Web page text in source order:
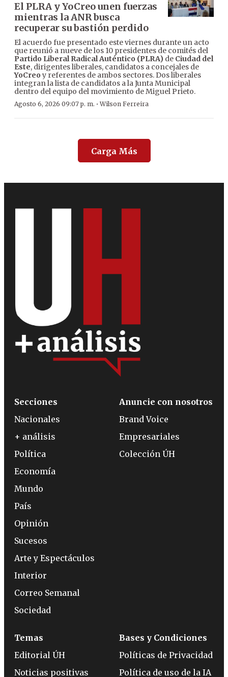
El PLRA y YoCreo unen fuerzas
mientras la ANR busca
recuperar su bastión perdido
El acuerdo fue presentado este viernes durante un acto
que reunió a nueve de los 10 presidentes de comités del
Partido Liberal Radical Auténtico (PLRA) de Ciudad del
Este, dirigentes liberales, candidatos a concejales de
YoCreo y referentes de ambos sectores. Dos liberales
integran la lista de candidatos a la Junta Municipal
dentro del equipo del movimiento de Miguel Prieto.
Agosto 6, 2026 09:07 p. m. ·Wilson Ferreira
Carga Más
Secciones
Nacionales
+ análisis
Política
Economía
Mundo
País
Opinión
Sucesos
Arte y Espectáculos
Interior
Correo Semanal
Sociedad
Anuncie con nosotros
Brand Voice
Empresariales
Colección ÚH
Temas
Editorial ÚH
Noticias positivas
Bases y Condiciones
Políticas de Privacidad
Política de uso de la IA